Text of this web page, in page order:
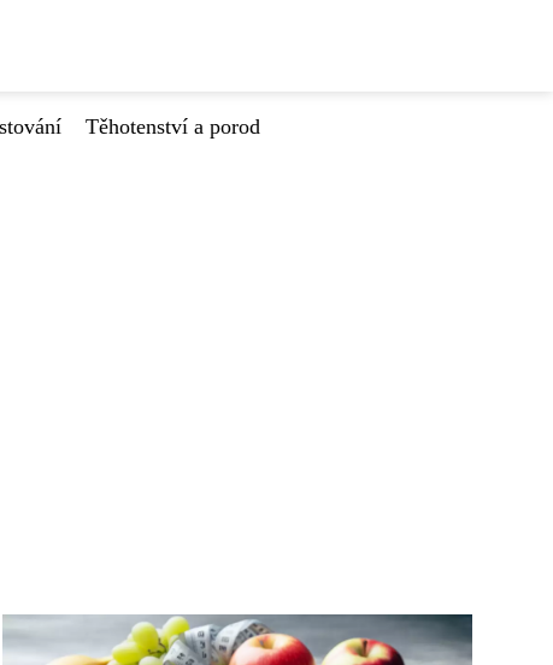
Těhotenství a porod